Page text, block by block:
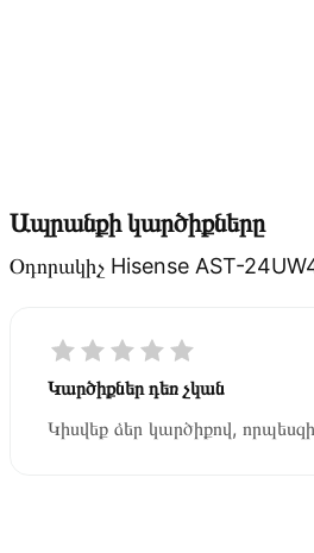
Ապրանքի կարծիքները
Օդորակիչ Hisense AST-
Կարծիքներ դեռ չկան
Կիսվեք ձեր կարծիքով,